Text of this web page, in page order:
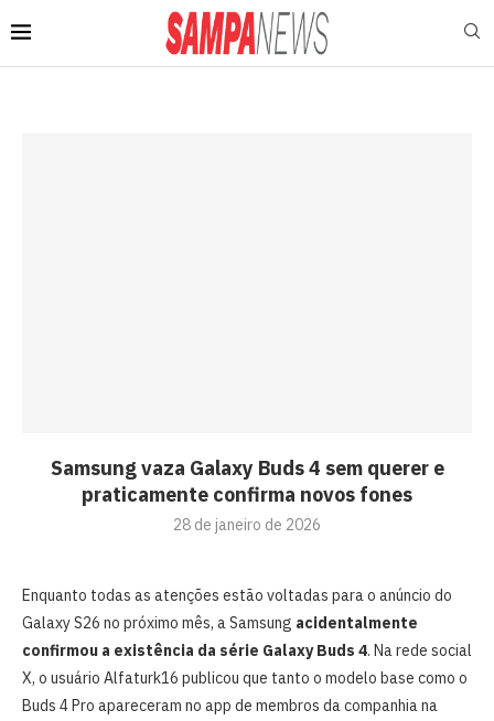
Samsung vaza Galaxy Buds 4 sem querer e
praticamente confirma novos fones
28 de janeiro de 2026
Enquanto todas as atenções estão voltadas para o anúncio do
Galaxy S26 no próximo mês, a Samsung acidentalmente
confirmou a existência da série Galaxy Buds 4. Na rede social
X, o usuário Alfaturk16 publicou que tanto o modelo base como o
Buds 4 Pro apareceram no app de membros da companhia na